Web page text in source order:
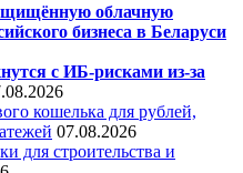
облачную
бизнеса в Беларуси
с ИБ-рисками из-за
кошелька для рублей,
07.08.2026
для строительства и